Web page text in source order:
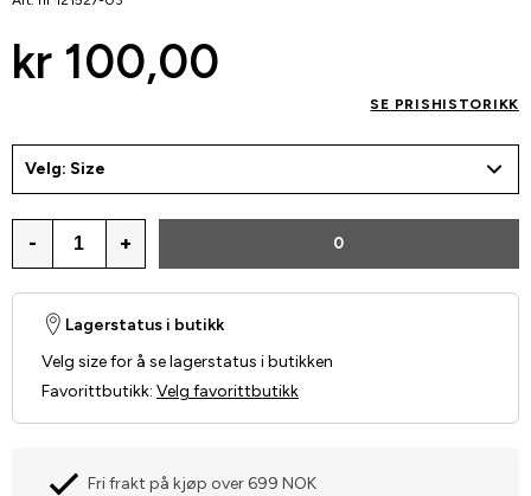
kr 100,00
SE PRISHISTORIKK
Velg: Size
- + 0
Lagerstatus i butikk
Velg size for å se lagerstatus i butikken
Favorittbutikk: Velg favorittbutikk
Fri frakt på kjøp over 699 NOK